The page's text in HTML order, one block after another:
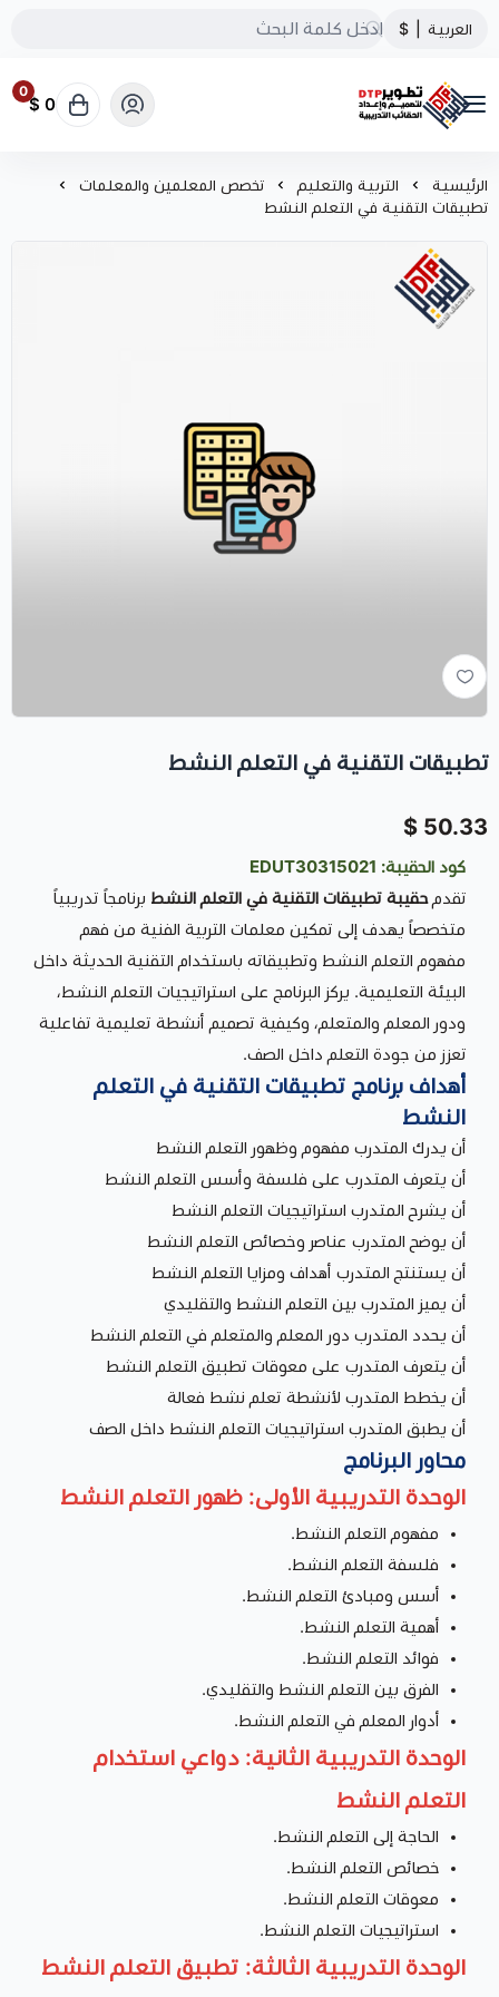
العربية $
تطوير الحقائب التدريبية
0
0 $
الرئيسية التربية والتعليم
تخصص المعلمين والمعلمات
تطبيقات التقنية في التعلم النشط
تطبيقات التقنية في التعلم النشط
50.33 $
كود الحقيبة: EDUT30315021
تقدمحقيبة تطبيقات التقنية في التعلم النشط برنامجاً تدريبياً
متخصصاً يهدف إلى تمكين معلمات التربية الفنية من فهم
مفهوم التعلم النشط وتطبيقاته باستخدام التقنية الحديثة داخل
البيئة التعليمية. يركز البرنامج على استراتيجيات التعلم النشط،
ودور المعلم والمتعلم، وكيفية تصميم أنشطة تعليمية تفاعلية
تعزز من جودة التعلم داخل الصف.
أهداف برنامج تطبيقات التقنية في التعلم
النشط
أن يدرك المتدرب مفهوم وظهور التعلم النشط
أن يتعرف المتدرب على فلسفة وأسس التعلم النشط
أن يشرح المتدرب استراتيجيات التعلم النشط
أن يوضح المتدرب عناصر وخصائص التعلم النشط
أن يستنتج المتدرب أهداف ومزايا التعلم النشط
أن يميز المتدرب بين التعلم النشط والتقليدي
أن يحدد المتدرب دور المعلم والمتعلم في التعلم النشط
أن يتعرف المتدرب على معوقات تطبيق التعلم النشط
أن يخطط المتدرب لأنشطة تعلم نشط فعالة
أن يطبق المتدرب استراتيجيات التعلم النشط داخل الصف
محاور البرنامج
الوحدة التدريبية الأولى: ظهور التعلم النشط
مفهوم التعلم النشط.
فلسفة التعلم النشط.
أسس ومبادئ التعلم النشط.
أهمية التعلم النشط.
فوائد التعلم النشط.
الفرق بين التعلم النشط والتقليدي.
أدوار المعلم في التعلم النشط.
الوحدة التدريبية الثانية: دواعي استخدام
التعلم النشط
الحاجة إلى التعلم النشط.
خصائص التعلم النشط.
معوقات التعلم النشط.
استراتيجيات التعلم النشط.
الوحدة التدريبية الثالثة: تطبيق التعلم النشط